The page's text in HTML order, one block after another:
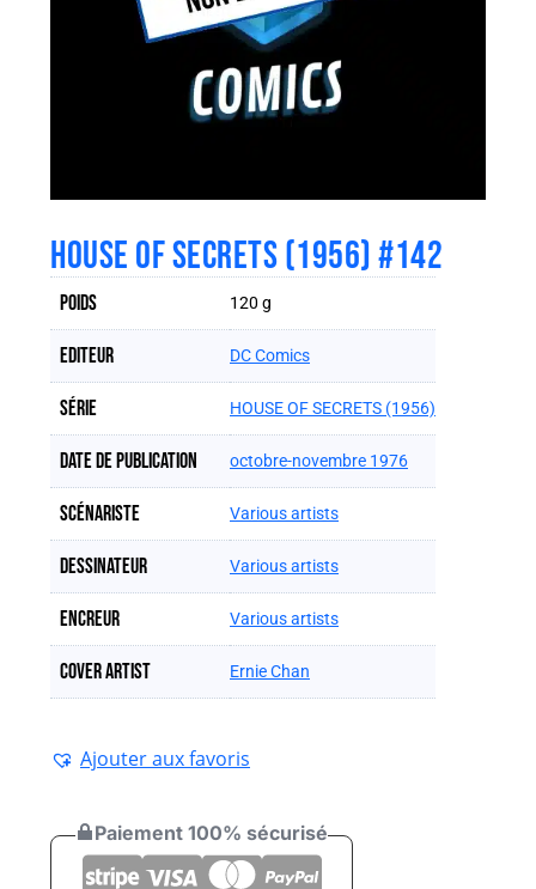
HOUSE OF SECRETS (1956) #142
Poids 120 g
Editeur DC Comics
Série HOUSE OF SECRETS (1956)
Date de publication octobre-novembre 1976
Scénariste Various artists
Dessinateur Various artists
Encreur Various artists
Cover artist Ernie Chan
Ajouter aux favoris
Paiement 100% sécurisé